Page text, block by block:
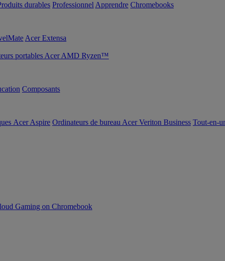
durables Professionnel Apprendre Chromebooks
Acer Extensa
portables Acer AMD Ryzen™
Composants
Acer Aspire Ordinateurs de bureau Acer Veriton Business Tout-en-
Gaming on Chromebook